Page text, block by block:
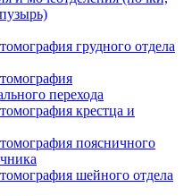
грудного отдела
перехода
крестца и
поясничного
шейного отдела